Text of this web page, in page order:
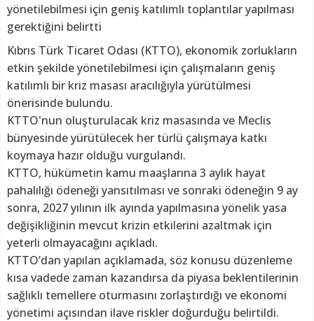
yönetilebilmesi için geniş katılımlı toplantılar yapılması
gerektiğini belirtti
Kıbrıs Türk Ticaret Odası (KTTO), ekonomik zorlukların
etkin şekilde yönetilebilmesi için çalışmaların geniş
katılımlı bir kriz masası aracılığıyla yürütülmesi
önerisinde bulundu.
KTTO'nun oluşturulacak kriz masasında ve Meclis
bünyesinde yürütülecek her türlü çalışmaya katkı
koymaya hazır olduğu vurgulandı.
KTTO, hükümetin kamu maaşlarına 3 aylık hayat
pahalılığı ödeneği yansıtılması ve sonraki ödeneğin 9 ay
sonra, 2027 yılının ilk ayında yapılmasına yönelik yasa
değişikliğinin mevcut krizin etkilerini azaltmak için
yeterli olmayacağını açıkladı.
KTTO’dan yapılan açıklamada, söz konusu düzenleme
kısa vadede zaman kazandırsa da piyasa beklentilerinin
sağlıklı temellere oturmasını zorlaştırdığı ve ekonomi
yönetimi açısından ilave riskler doğurduğu belirtildi.